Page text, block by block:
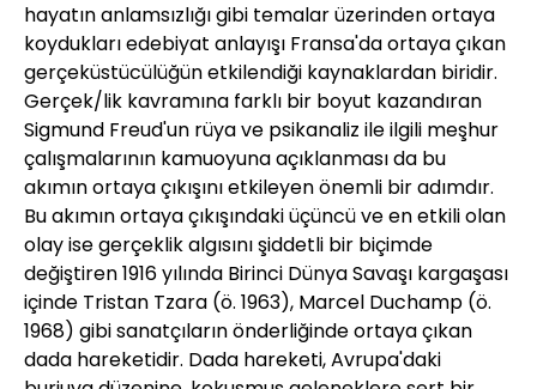
hayatın anlamsızlığı gibi temalar üzerinden ortaya
koydukları edebiyat anlayışı Fransa'da ortaya çıkan
gerçeküstücülüğün etkilendiği kaynaklardan biridir.
Gerçek/lik kavramına farklı bir boyut kazandıran
Sigmund Freud'un rüya ve psikanaliz ile ilgili meşhur
çalışmalarının kamuoyuna açıklanması da bu
akımın ortaya çıkışını etkileyen önemli bir adımdır.
Bu akımın ortaya çıkışındaki üçüncü ve en etkili olan
olay ise gerçeklik algısını şiddetli bir biçimde
değiştiren 1916 yılında Birinci Dünya Savaşı kargaşası
içinde Tristan Tzara (ö. 1963), Marcel Duchamp (ö.
1968) gibi sanatçıların önderliğinde ortaya çıkan
dada hareketidir. Dada hareketi, Avrupa'daki